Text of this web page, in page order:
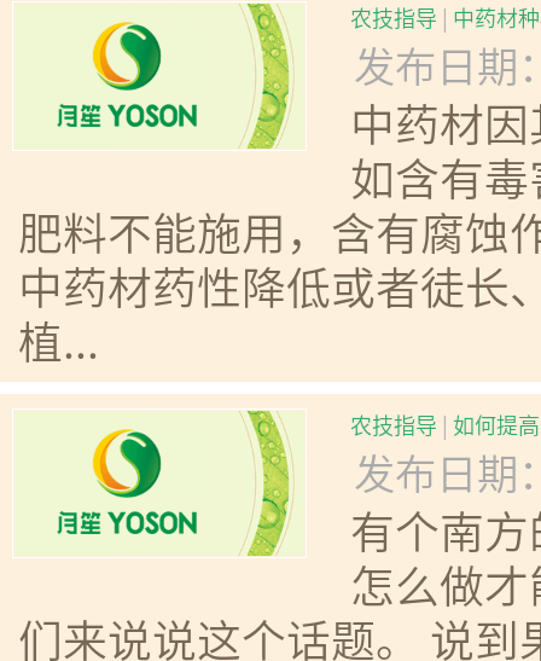
农技指导 | 中药材
发布日期
中药材
如含有
肥料不能施用，含有腐蚀
中药材药性降低或者徒长
植...
农技指导 | 如何提
发布日期
有个南
怎么做
们来说说这个话题。 说